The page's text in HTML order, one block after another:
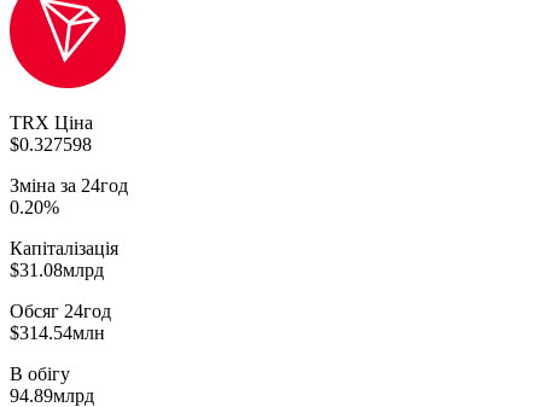
TRX Ціна
$0.327598
Зміна за 24год
0.20%
Капіталізація
$31.08млрд
Обсяг 24год
$314.54млн
В обігу
94.89млрд